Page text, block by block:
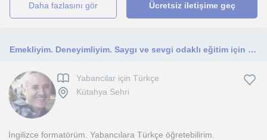
daha fazlasını gör Ücretsiz iletişime geç
Emekliyim. Deneyimliyim. Saygı ve sevgi odaklı eğitim için arayabilirsiniz.
Yabancilar için Türkçe
Kütahya Sehri
İngilizce formatörüm. Yabancılara Türkçe öğretebilirim.